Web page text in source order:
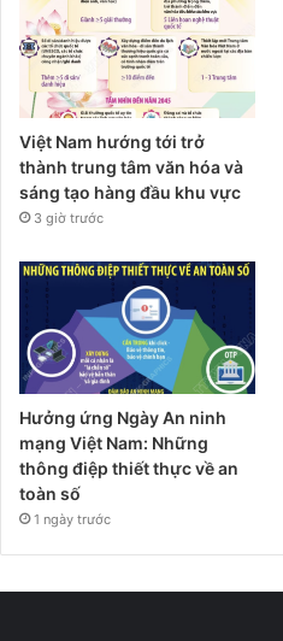
Việt Nam hướng tới trở
thành trung tâm văn hóa và
sáng tạo hàng đầu khu vực
3 giờ trước
Hưởng ứng Ngày An ninh
mạng Việt Nam: Những
thông điệp thiết thực về an
toàn số
1 ngày trước